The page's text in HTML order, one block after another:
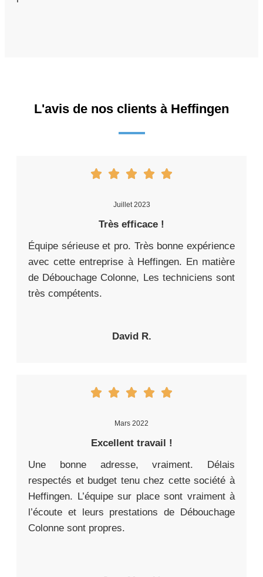
L'avis de nos clients à Heffingen
Juillet 2023
Très efficace !
Équipe sérieuse et pro. Très bonne expérience
avec cette entreprise à Heffingen. En matière
de Débouchage Colonne, Les techniciens sont
très compétents.
David R.
Mars 2022
Excellent travail !
Une bonne adresse, vraiment. Délais
respectés et budget tenu chez cette société à
Heffingen. L’équipe sur place sont vraiment à
l’écoute et leurs prestations de Débouchage
Colonne sont propres.